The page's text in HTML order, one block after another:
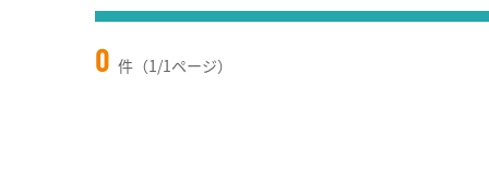
0 件（1/1ページ）